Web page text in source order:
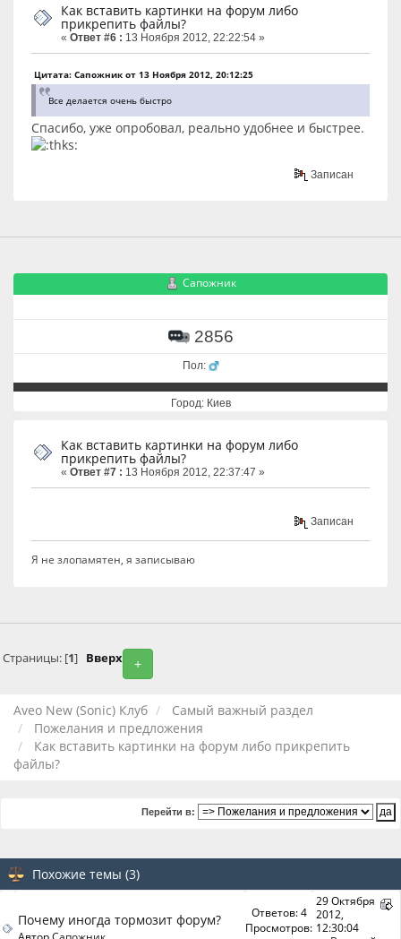
Как вставить картинки на форум либо
прикрепить файлы?
« Ответ #6 : 13 Ноября 2012, 22:22:54 »
Цитата: Сапожник от 13 Ноября 2012, 20:12:25
Все делается очень быстро
Спасибо, уже опробовал, реально удобнее и быстрее.
Записан
Сапожник
2856
Пол:
Город: Киев
Как вставить картинки на форум либо
прикрепить файлы?
« Ответ #7 : 13 Ноября 2012, 22:37:47 »
Записан
Я не злопамятен, я записываю
+
Страницы: [1] Вверх
Aveo New (Sonic) Клуб
Самый важный раздел
Пожелания и предложения
Как вставить картинки на форум либо прикрепить
файлы?
Перейти в:
Похожие темы (3)
Почему иногда тормозит форум?
Ответов: 4
Просмотров:
29 Октября
2012,
12:30:04